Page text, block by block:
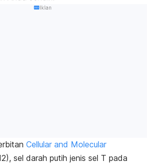
Iklan
Cellular and Molecular
sel darah putih jenis sel T pada